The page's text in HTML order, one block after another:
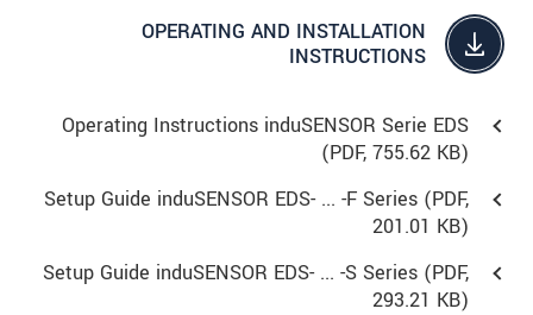
OPERATING AND INSTALLATION
INSTRUCTIONS
Operating Instructions induSENSOR Serie EDS
(PDF, 755.62 KB)
Setup Guide induSENSOR EDS- ... -F Series (PDF,
201.01 KB)
Setup Guide induSENSOR EDS- ... -S Series (PDF,
293.21 KB)